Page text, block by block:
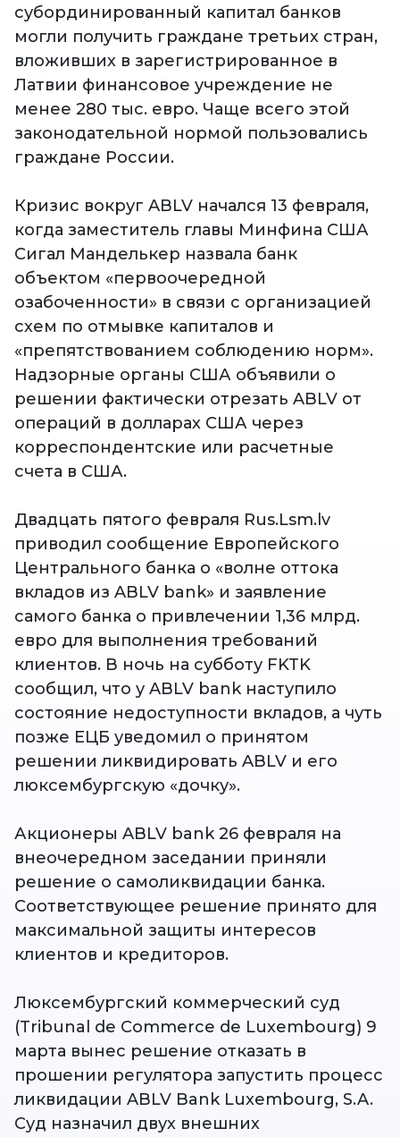
субординированный капитал банков
могли получить граждане третьих стран,
вложивших в зарегистрированное в
Латвии финансовое учреждение не
менее 280 тыс. евро. Чаще всего этой
законодательной нормой пользовались
граждане России.
Кризис вокруг ABLV начался 13 февраля,
когда заместитель главы Минфина США
Сигал Манделькер назвала банк
объектом «первоочередной
озабоченности» в связи с организацией
схем по отмывке капиталов и
«препятствованием соблюдению норм».
Надзорные органы США объявили о
решении фактически отрезать ABLV от
операций в долларах США через
корреспондентские или расчетные
счета в США.
Двадцать пятого февраля Rus.Lsm.lv
приводил сообщение Европейского
Центрального банка о «волне оттока
вкладов из ABLV bank» и заявление
самого банка о привлечении 1,36 млрд.
евро для выполнения требований
клиентов. В ночь на субботу FKTK
сообщил, что у ABLV bank наступило
состояние недоступности вкладов, а чуть
позже ЕЦБ уведомил о принятом
решении ликвидировать ABLV и его
люксембургскую «дочку».
Акционеры ABLV bank 26 февраля на
внеочередном заседании приняли
решение о самоликвидации банка.
Соответствующее решение принято для
максимальной защиты интересов
клиентов и кредиторов.
Люксембургский коммерческий суд
(Tribunal de Commerce de Luxembourg) 9
марта вынес решение отказать в
прошении регулятора запустить процесс
ликвидации ABLV Bank Luxembourg, S.A.
Суд назначил двух внешних